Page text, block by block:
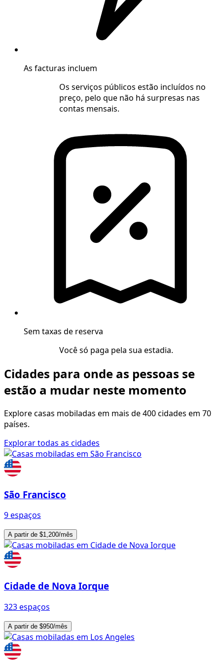
As facturas incluem
Os serviços públicos estão incluídos no
preço, pelo que não há surpresas nas
contas mensais.
Sem taxas de reserva
Você só paga pela sua estadia.
Cidades para onde as pessoas se
estão a mudar neste momento
Explore casas mobiladas em mais de 400 cidades em 70
países.
Explorar todas as cidades
São Francisco
9 espaços
A partir de $1,200/mês
Cidade de Nova Iorque
323 espaços
A partir de $950/mês